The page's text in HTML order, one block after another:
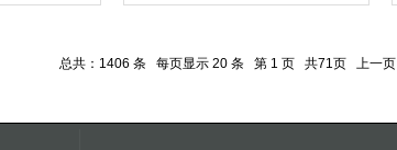
总共：1406 条 每页显示 20 条 第 1 页 共71页 上一页